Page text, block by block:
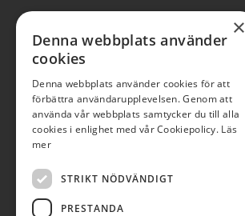
×
Denna webbplats använder
cookies
Denna webbplats använder cookies för att
förbättra användarupplevelsen. Genom att
använda vår webbplats samtycker du till alla
cookies i enlighet med vår Cookiepolicy. Läs
mer
STRIKT NÖDVÄNDIGT
PRESTANDA